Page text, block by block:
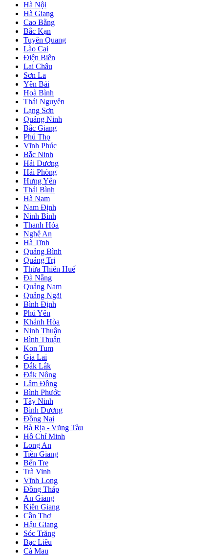
Hà Nội
Hà Giang
Cao Bằng
Bắc Kạn
Tuyên Quang
Lào Cai
Điện Biên
Lai Châu
Sơn La
Yên Bái
Hoà Bình
Thái Nguyên
Lạng Sơn
Quảng Ninh
Bắc Giang
Phú Thọ
Vĩnh Phúc
Bắc Ninh
Hải Dương
Hải Phòng
Hưng Yên
Thái Bình
Hà Nam
Nam Định
Ninh Bình
Thanh Hóa
Nghệ An
Hà Tĩnh
Quảng Bình
Quảng Trị
Thừa Thiên Huế
Đà Nẵng
Quảng Nam
Quảng Ngãi
Bình Định
Phú Yên
Khánh Hòa
Ninh Thuận
Bình Thuận
Kon Tum
Gia Lai
Đắk Lắk
Đắk Nông
Lâm Đồng
Bình Phước
Tây Ninh
Bình Dương
Đồng Nai
Bà Rịa - Vũng Tàu
Hồ Chí Minh
Long An
Tiền Giang
Bến Tre
Trà Vinh
Vĩnh Long
Đồng Tháp
An Giang
Kiên Giang
Cần Thơ
Hậu Giang
Sóc Trăng
Bạc Liêu
Cà Mau